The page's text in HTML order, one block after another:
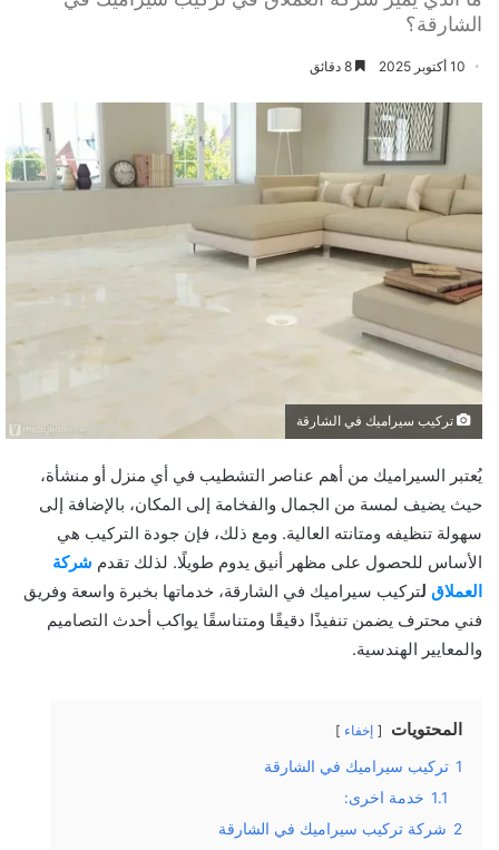
الشارقة؟
10 أكتوبر 2025
تركيب سيراميك في الشارقة
يُعتبر السيراميك من أهم عناصر التشطيب في أي منزل أو منشأة،
حيث يضيف لمسة من الجمال والفخامة إلى المكان، بالإضافة إلى
سهولة تنظيفه ومتانته العالية. ومع ذلك، فإن جودة التركيب هي
الأساس للحصول على مظهر أنيق يدوم طويلًا. لذلك تقدم شركة
العملاق لتركيب سيراميك في الشارقة، خدماتها بخبرة واسعة وفريق
فني محترف يضمن تنفيذًا دقيقًا ومتناسقًا يواكب أحدث التصاميم
والمعايير الهندسية.
المحتويات إخفاء
1 تركيب سيراميك في الشارقة
1.1 خدمة اخرى:
2 شركة تركيب سيراميك في الشارقة